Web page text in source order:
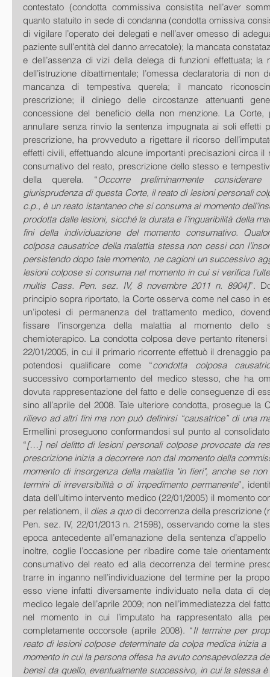
contestato (condotta commissiva consistita nell’aver
quanto statuito in sede di condanna (condotta omissiva
di vigilare l’operato dei delegati e nell’aver omesso di
paziente sull’entità del danno arrecatole); la mancata
e dell’assenza di vizi della delega di funzioni effettuata; la
dell’istruzione dibattimentale; l’omessa declaratoria di non
mancanza di tempestiva querela; il mancato
prescrizione; il diniego delle circostanze attenuanti
concessione del beneficio della non menzione. La
annullare senza rinvio la sentenza impugnata ai soli effetti
prescrizione, ha provveduto a rigettare il ricorso
effetti civili, effettuando alcune importanti precisazioni circa il
consumativo del reato, prescrizione dello stesso e
della querela. “Occorre preliminarmente
giurisprudenza di questa Corte, il reato di lesioni personali
c.p., è un reato istantaneo che si consuma ai momento
prodotta dalle lesioni, sicché la durata e l’inguaribilità della
fini della individuazione del momento consumativo.
colposa causatrice della malattia stessa non cessi con
persistendo dopo tale momento, ne cagioni un successivo
lesioni colpose si consuma nel momento in cui si verifica
multis Cass. Pen. sez. IV, 8 novembre 2011 n. 8904)”.
principio sopra riportato, la Corte osserva come nel caso in
un’ipotesi di permanenza del trattamento medico,
fissare l’insorgenza della malattia al momento dello
chemioterapico. La condotta colposa deve pertanto
22/01/2005, in cui il primario ricorrente effettuò il drenaggio
potendosi qualificare come “condotta colposa
successivo comportamento del medico stesso, che ha
dovuta rappresentazione del fatto e delle conseguenze di
sino all’aprile del 2008. Tale ulteriore condotta, prosegue
rilievo ad altri fini ma non può definirsi “causatrice” di una
Ermellini proseguono conformandosi sul punto al
“[…] nel delitto di lesioni personali colpose provocate da
prescrizione inizia a decorrere non dal momento della
momento di insorgenza della malattia "in fieri", anche se
termini di irreversibilità o di impedimento permanente”,
data dell’ultimo intervento medico (22/01/2005) il momento
per relationem, il dies a quo di decorrenza della prescrizione
Pen. sez. IV, 22/01/2013 n. 21598), osservando come la
epoca antecedente all’emanazione della sentenza
inoltre, coglie l’occasione per ribadire come tale
consumativo del reato ed alla decorrenza del termine
trarre in inganno nell’individuazione del termine per la
esso viene infatti diversamente individuato nella data di
medico legale dell’aprile 2009; non nell’immediatezza del
nel momento in cui l’imputato ha rappresentato alla
completamente occorsole (aprile 2008). “Il termine per
reato di lesioni colpose determinate da colpa medica inizia
momento in cui la persona offesa ha avuto consapevolezza
bensì da quello, eventualmente successivo, in cui la stessa